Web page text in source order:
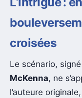
croisées
Le scénario,
McKenna, ne
l’auteure